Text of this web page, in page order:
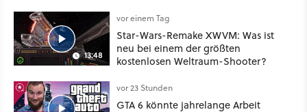
13:48
vor einem Tag
Star-Wars-Remake XWVM: Was ist
neu bei einem der größten
kostenlosen Weltraum-Shooter?
vor 23 Stunden
GTA 6 könnte jahrelange Arbeit